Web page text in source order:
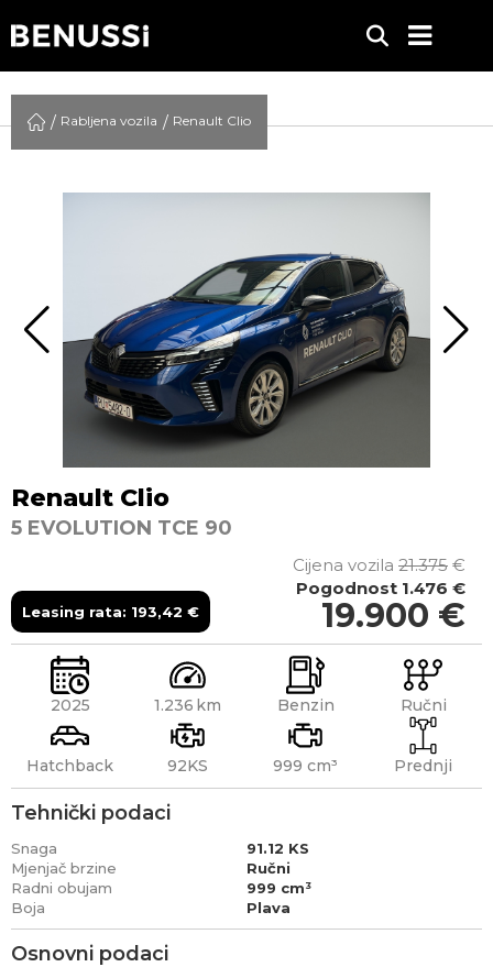
Rabljena vozila Renault Clio
Renault Clio
5 EVOLUTION TCE 90
Leasing rata: 193,42 €
Cijena vozila 21.375 €
Pogodnost 1.476 €
19.900 €
2025 1.236 Benzin Ručni
Hatchback 92KS 999 cm³ Prednji
Tehnički podaci
Snaga
91.12 KS
Mjenjač brzine
Ručni
Radni obujam
999 cm³
Boja
Plava
Osnovni podaci